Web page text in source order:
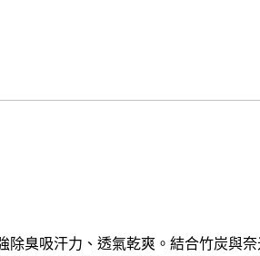
除臭吸汗力、透氣乾爽。結合竹炭與